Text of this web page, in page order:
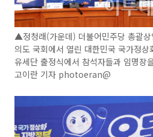
▲정청래(가운데) 더불어민주당 총괄
의도 국회에서 열린 대한민국 국가정
유세단 출정식에서 참석자들과 임명장
고이란 기자 photoeran@